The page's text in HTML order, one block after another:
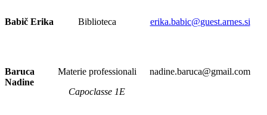
Babič Erika Biblioteca erika.babic@guest.arnes.si
Baruca
Nadine
Materie professionali
Capoclasse 1E
nadine.baruca@gmail.com